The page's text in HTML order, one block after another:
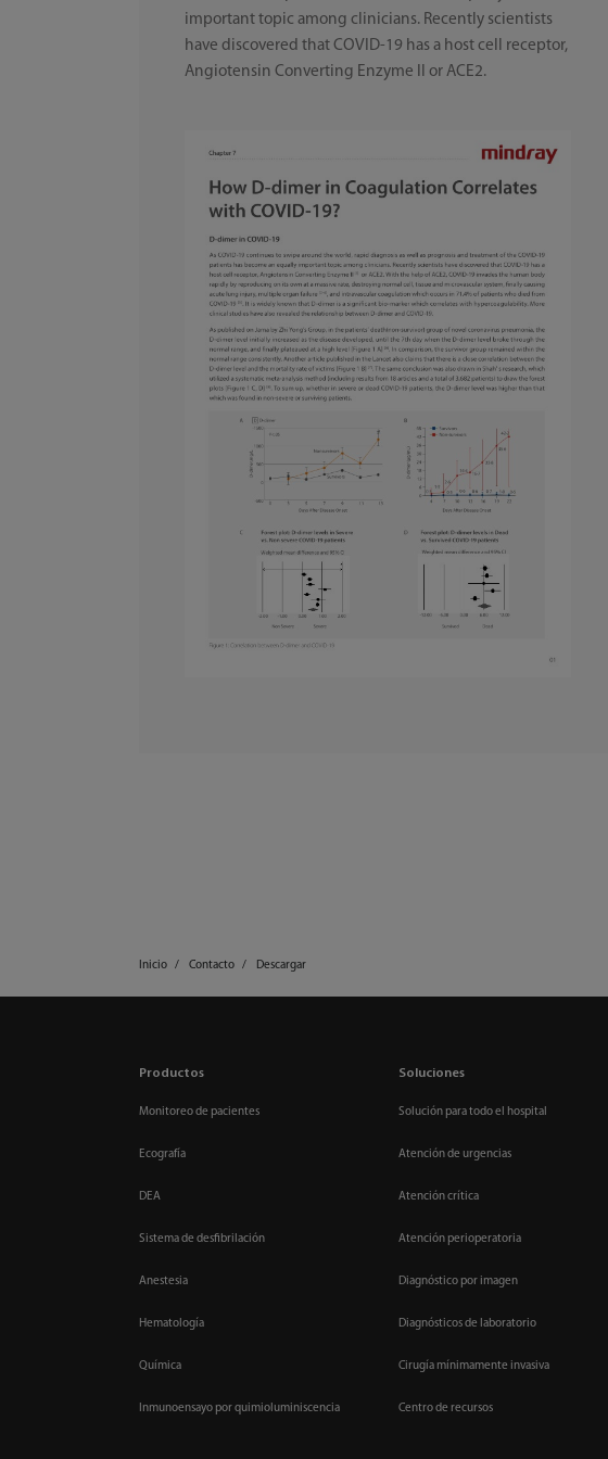
important topic among clinicians. Recently scientists
have discovered that COVID-19 has a host cell receptor,
Angiotensin Converting Enzyme II or ACE2.
Inicio Contacto Descargar
Productos
Monitoreo de pacientes
Ecografía
DEA
Sistema de desfibrilación
Anestesia
Hematología
Química
Inmunoensayo por quimioluminiscencia
Soluciones
Solución para todo el hospital
Atención de urgencias
Atención crítica
Atención perioperatoria
Diagnóstico por imagen
Diagnósticos de laboratorio
Cirugía mínimamente invasiva
Centro de recursos